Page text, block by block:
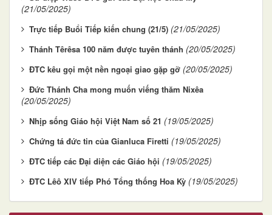
(21/05/2025)
Trực tiếp Buổi Tiếp kiến chung (21/5) (21/05/2025)
Thánh Têrêsa 100 năm được tuyên thánh (20/05/2025)
ĐTC kêu gọi một nền ngoại giao gặp gỡ (20/05/2025)
Đức Thánh Cha mong muốn viếng thăm Nixêa
(20/05/2025)
Nhịp sống Giáo hội Việt Nam số 21 (19/05/2025)
Chứng tá đức tin của Gianluca Firetti (19/05/2025)
ĐTC tiếp các Đại diện các Giáo hội (19/05/2025)
ĐTC Lêô XIV tiếp Phó Tổng thống Hoa Kỳ (19/05/2025)